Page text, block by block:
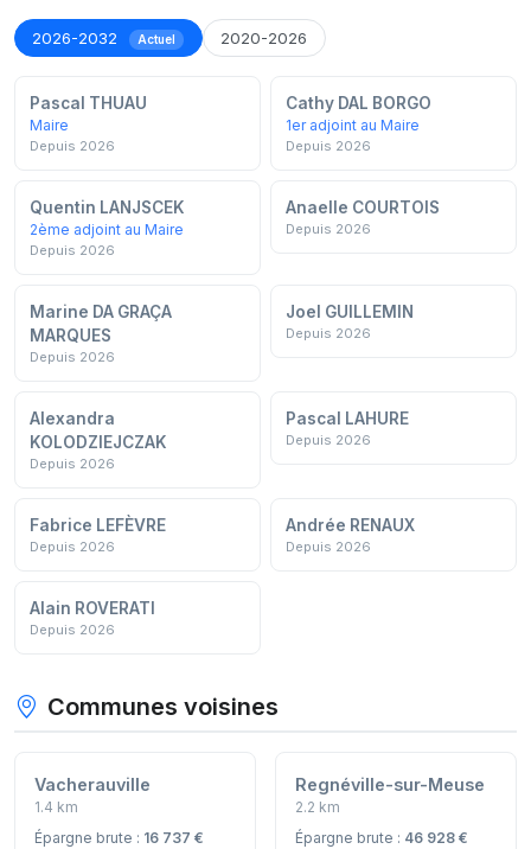
2026-2032 Actuel 2020-2026
Pascal THUAU
Maire
Depuis 2026
Cathy DAL BORGO
1er adjoint au Maire
Depuis 2026
Quentin LANJSCEK
2ème adjoint au Maire
Depuis 2026
Anaelle COURTOIS
Depuis 2026
Marine DA GRAÇA
MARQUES
Depuis 2026
Joel GUILLEMIN
Depuis 2026
Alexandra
KOLODZIEJCZAK
Depuis 2026
Pascal LAHURE
Depuis 2026
Fabrice LEFÈVRE
Depuis 2026
Andrée RENAUX
Depuis 2026
Alain ROVERATI
Depuis 2026
Communes voisines
Vacherauville
1.4 km
Épargne brute : 16 737 €
Regnéville-sur-Meuse
2.2 km
Épargne brute : 46 928 €